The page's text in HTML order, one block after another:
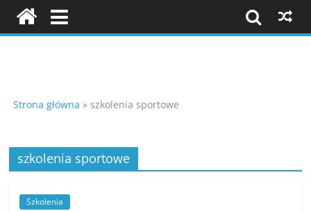
i
konferencje
Strona główna »szkolenia sportowe
szkolenia sportowe
Szkolenia